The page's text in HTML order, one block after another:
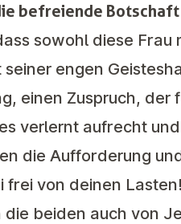
befreiende Botschaft
sowohl diese
seiner engen
einen Zuspruch, der
verlernt aufrecht
die Aufforderung
frei von deinen
beiden auch von